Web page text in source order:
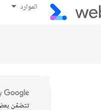
الموارد
تتضمّن